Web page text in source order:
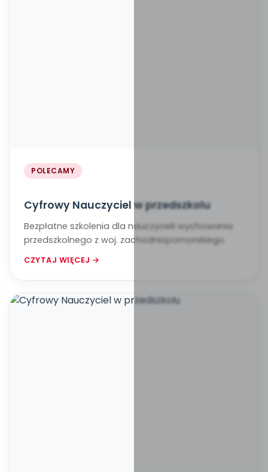
POLECAMY
Cyfrowy Nauczyciel w przedszkolu
Bezpłatne szkolenia dla nauczycieli wychowania
przedszkolnego z woj. zachodniopomorskiego
CZYTAJ WIĘCEJ →